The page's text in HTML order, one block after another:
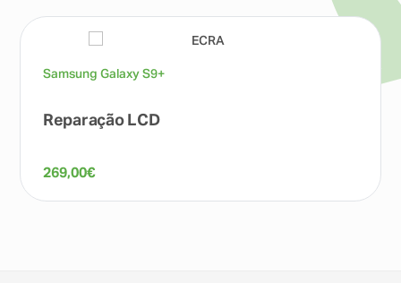
Samsung Galaxy S9+
Reparação LCD
269,00€